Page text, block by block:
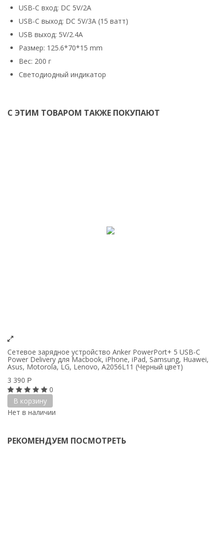
USB-C вход: DC 5V/2A
USB-C выход: DC 5V/3A (15 ватт)
USB выход: 5V/2.4A
Размер: 125.6*70*15 mm
Вес: 200 г
Светодиодный индикатор
С ЭТИМ ТОВАРОМ ТАКЖЕ ПОКУПАЮТ
Сетевое зарядное устройство Anker PowerPort+ 5 USB-C
Power Delivery для Macbook, iPhone, iPad, Samsung, Huawei,
Asus, Motorola, LG, Lenovo, A2056L11 (Черный цвет)
3 390 Р
0
В корзину
Нет в наличии
РЕКОМЕНДУЕМ ПОСМОТРЕТЬ